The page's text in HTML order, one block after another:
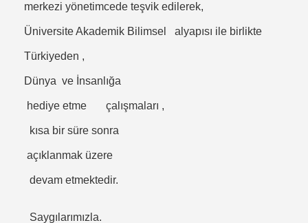
merkezi yönetimcede teşvik edilerek,
Üniversite Akademik Bilimsel alyapısı ile birlikte
Türkiyeden ,
Dünya ve İnsanlığa
hediye etme çalışmaları ,
kısa bir süre sonra
açıklanmak üzere
devam etmektedir.
Saygılarımızla.